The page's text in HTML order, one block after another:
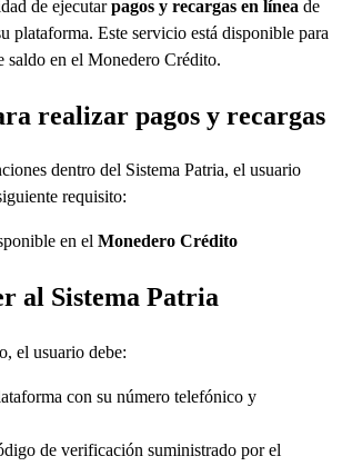
de ejecutarpagos y recargas en línea de
plataforma. Este servicio está disponible para
saldo en el Monedero Crédito.
realizar pagos y recargas
dentro del Sistema Patria, el usuario
requisito:
en el Monedero Crédito
al Sistema Patria
el usuario debe:
con su número telefónico y
de verificación suministrado por el